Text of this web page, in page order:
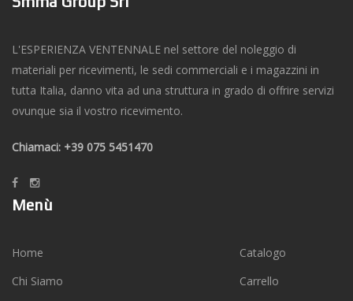
L'ESPERIENZA VENTENNALE nel settore del noleggio di
materiali per ricevimenti, le sedi commerciali e i magazzini in
tutta Italia, danno vita ad una struttura in grado di offrire servizi
ovunque sia il vostro ricevimento.
Chiamaci: +39 075 5451470
Menù
Home
Chi Siamo
Catalogo
Carrello